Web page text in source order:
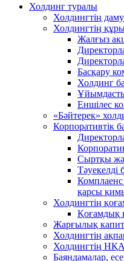
Холдинг туралы
Холдингтің
Холдингтің
Жалғыз
Басқару
Холдинг
Еншілес
«Бәйтерек»
Корпоративтік
Сыртқы
Тәуекелді
қарсы
Холдингтің
Қоғамдық
Жарғылық
Холдингтің
Холдингтің
Баяндамалар,